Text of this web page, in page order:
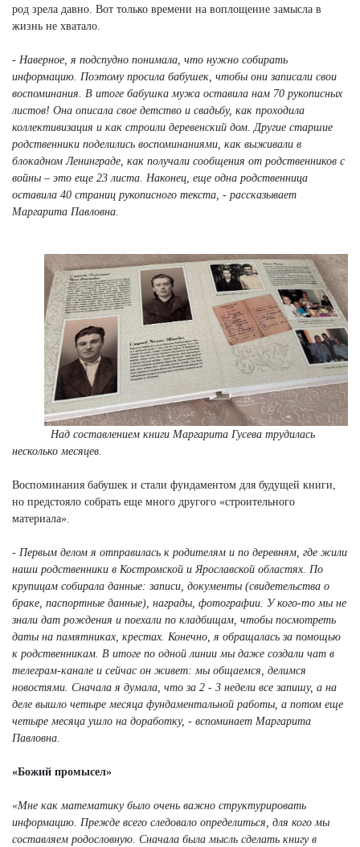
род зрела давно. Вот только времени на воплощение замысла в
жизнь не хватало.
- Наверное, я подспудно понимала, что нужно собирать
информацию. Поэтому просила бабушек, чтобы они записали свои
воспоминания. В итоге бабушка мужа оставила нам 70 рукописных
листов! Она описала свое детство и свадьбу, как проходила
коллективизация и как строили деревенский дом. Другие старшие
родственники поделились воспоминаниями, как выживали в
блокадном Ленинграде, как получали сообщения от родственников с
войны – это еще 23 листа. Наконец, еще одна родственница
оставила 40 страниц рукописного текста, - рассказывает
Маргарита Павловна.
Над составлением книги Маргарита Гусева трудилась
несколько месяцев.
Воспоминания бабушек и стали фундаментом для будущей книги,
но предстояло собрать еще много другого «строительного
материала».
- Первым делом я отправилась к родителям и по деревням, где жили
наши родственники в Костромской и Ярославской областях. По
крупицам собирала данные: записи, документы (свидетельства о
браке, паспортные данные), награды, фотографии. У кого-то мы не
знали дат рождения и поехали по кладбищам, чтобы посмотреть
даты на памятниках, крестах. Конечно, я обращалась за помощью
к родственникам. В итоге по одной линии мы даже создали чат в
телеграм-канале и сейчас он живет: мы общаемся, делимся
новостями. Сначала я думала, что за 2 - 3 недели все запишу, а на
деле вышло четыре месяца фундаментальной работы, а потом еще
четыре месяца ушло на доработку, - вспоминает Маргарита
Павловна.
«Божий промысел»
«Мне как математику было очень важно структурировать
информацию. Прежде всего следовало определиться, для кого мы
составляем родословную. Сначала была мысль сделать книгу в